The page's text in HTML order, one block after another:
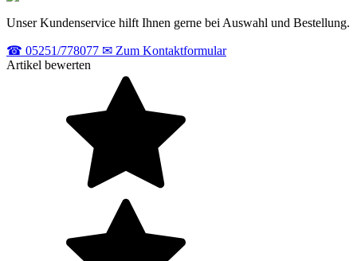
Unser Kundenservice hilft Ihnen gerne bei Auswahl und Bestellung.
☎ 05251/778077 ✉ Zum Kontaktformular
Artikel bewerten